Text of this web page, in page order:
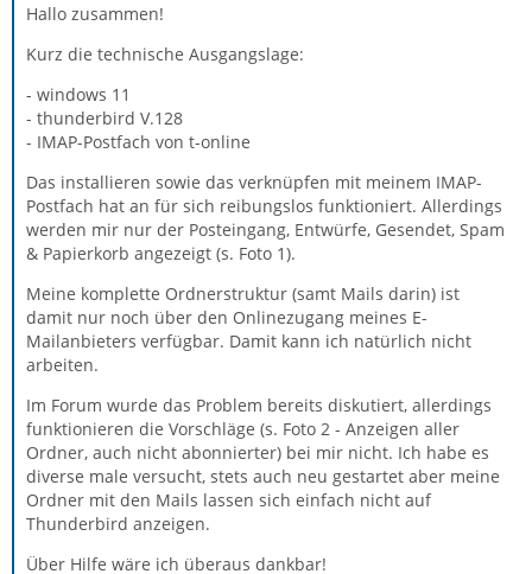
Hallo zusammen!
Kurz die technische Ausgangslage:
- windows 11
- thunderbird V.128
- IMAP-Postfach von t-online
Das installieren sowie das verknüpfen mit meinem IMAP-
Postfach hat an für sich reibungslos funktioniert. Allerdings
werden mir nur der Posteingang, Entwürfe, Gesendet, Spam
& Papierkorb angezeigt (s. Foto 1).
Meine komplette Ordnerstruktur (samt Mails darin) ist
damit nur noch über den Onlinezugang meines E-
Mailanbieters verfügbar. Damit kann ich natürlich nicht
arbeiten.
Im Forum wurde das Problem bereits diskutiert, allerdings
funktionieren die Vorschläge (s. Foto 2 - Anzeigen aller
Ordner, auch nicht abonnierter) bei mir nicht. Ich habe es
diverse male versucht, stets auch neu gestartet aber meine
Ordner mit den Mails lassen sich einfach nicht auf
Thunderbird anzeigen.
Über Hilfe wäre ich überaus dankbar!